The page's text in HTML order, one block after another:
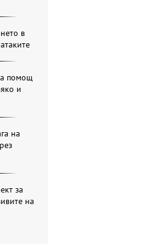
в
помощ
и
на
за
на